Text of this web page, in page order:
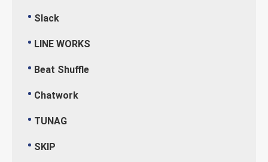
Slack
LINE WORKS
Beat Shuffle
Chatwork
TUNAG
SKIP